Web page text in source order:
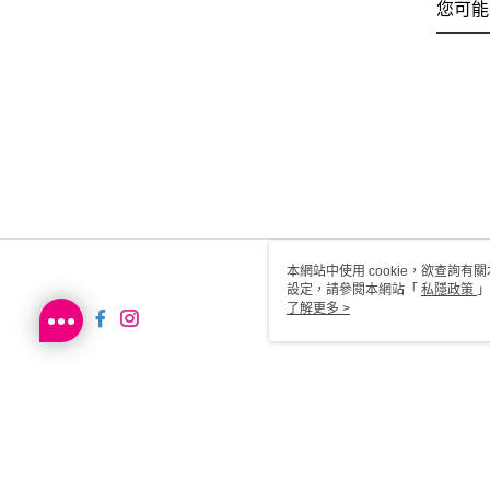
您可
本網站中使用 cookie，欲查詢有
設定，請參閱本網站「 私隱政策
用 cookie。
了解更多 >